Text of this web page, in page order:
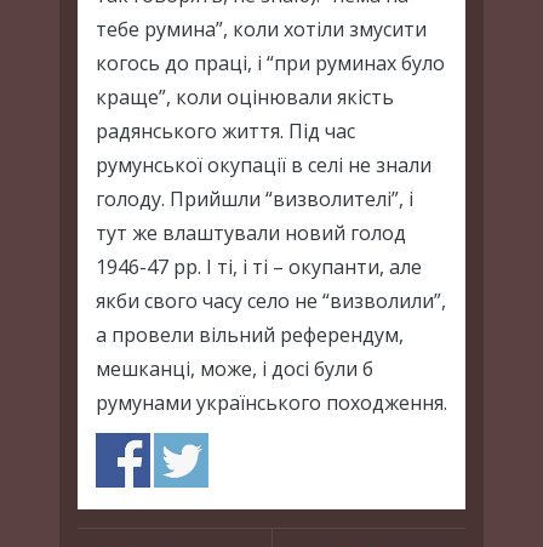
тебе румина”, коли хотіли змусити
когось до праці, і “при руминах було
краще”, коли оцінювали якість
радянського життя. Під час
румунської окупації в селі не знали
голоду. Прийшли “визволителі”, і
тут же влаштували новий голод
1946-47 рр. І ті, і ті – окупанти, але
якби свого часу село не “визволили”,
а провели вільний референдум,
мешканці, може, і досі були б
румунами українського походження.